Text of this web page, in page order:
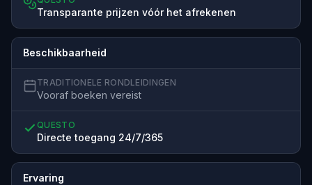
Transparante prijzen vóór het afrekenen
Beschikbaarheid
TRADITIONELE RONDLEIDINGEN
Vooraf boeken vereist
QUESTO
Directe toegang 24/7/365
Ervaring